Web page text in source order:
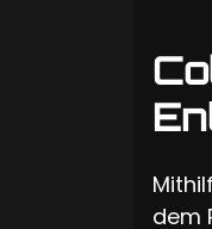
dem